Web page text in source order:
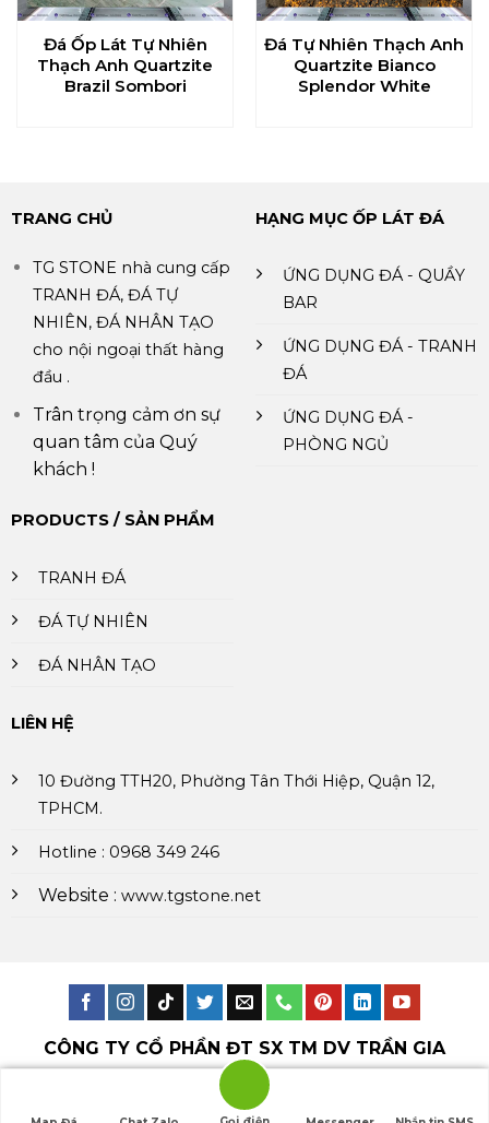
Đá Ốp Lát Tự Nhiên
Thạch Anh Quartzite
Brazil Sombori
Đá Tự Nhiên Thạch Anh
Quartzite Bianco
Splendor White
TRANG CHỦ
TG STONE nhà cung cấp
TRANH ĐÁ, ĐÁ TỰ
NHIÊN, ĐÁ NHÂN TẠO
cho nội ngoại thất hàng
đầu .
Trân trọng cảm ơn sự
quan tâm của Quý
khách !
HẠNG MỤC ỐP LÁT ĐÁ
ỨNG DỤNG ĐÁ - QUẦY
BAR
ỨNG DỤNG ĐÁ - TRANH
ĐÁ
ỨNG DỤNG ĐÁ -
PHÒNG NGỦ
PRODUCTS / SẢN PHẨM
TRANH ĐÁ
ĐÁ TỰ NHIÊN
ĐÁ NHÂN TẠO
LIÊN HỆ
10 Đường TTH20, Phường Tân Thới Hiệp, Quận 12,
TPHCM.
Hotline : 0968 349 246
Website : www.tgstone.net
CÔNG TY CỔ PHẦN ĐT SX TM DV TRẦN GIA
Mã số thuế : 0316449218